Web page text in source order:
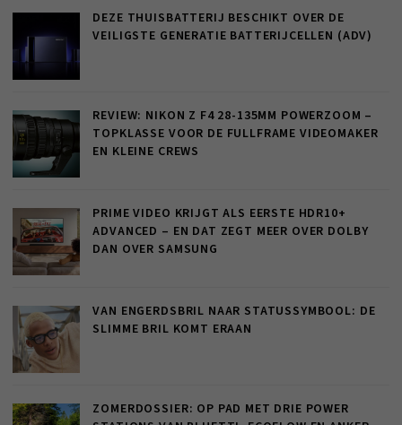
DEZE THUISBATTERIJ BESCHIKT OVER DE
VEILIGSTE GENERATIE BATTERIJCELLEN (ADV)
REVIEW: NIKON Z F4 28-135MM POWERZOOM –
TOPKLASSE VOOR DE FULLFRAME VIDEOMAKER
EN KLEINE CREWS
PRIME VIDEO KRIJGT ALS EERSTE HDR10+
ADVANCED – EN DAT ZEGT MEER OVER DOLBY
DAN OVER SAMSUNG
VAN ENGERDSBRIL NAAR STATUSSYMBOOL: DE
SLIMME BRIL KOMT ERAAN
ZOMERDOSSIER: OP PAD MET DRIE POWER